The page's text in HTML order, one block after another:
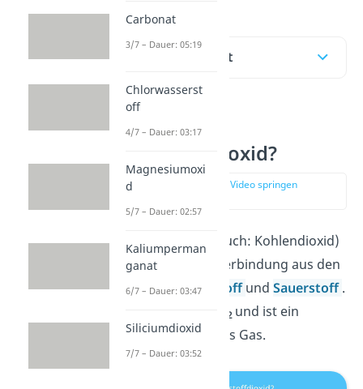
Inhaltsübersicht
Was ist
Kohlenstoffdioxid?
zur Stelle im Video springen
Kohlenstoffdioxid (auch: Kohlendioxid)
ist eine chemische Verbindung aus den
ElementenKohlenstoffund Sauerstoff.
2 und ist ein
geruch- und farbloses Gas.
Carbonat
3/7 – Dauer: 05:19
Chlorwasserst
off
4/7 – Dauer: 03:17
Magnesiumoxi
d
5/7 – Dauer: 02:57
Kaliumperman
ganat
6/7 – Dauer: 03:47
Siliciumdioxid
7/7 – Dauer: 03:52